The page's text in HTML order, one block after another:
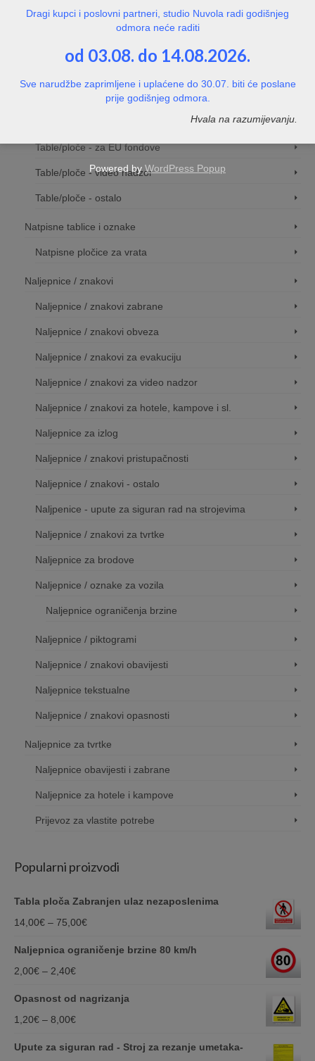
Razne oznake
Table/ploče - pravila za bazene, jacuzzi, igrališta
Table/ploče - za EU fondove
Table/ploče - video nadzor
Table/ploče - ostalo
Natpisne tablice i oznake
Natpisne pločice za vrata
Naljepnice / znakovi
Naljepnice / znakovi zabrane
Naljepnice / znakovi obveza
Naljepnice / znakovi za evakuciju
Naljepnice / znakovi za video nadzor
Naljepnice / znakovi za hotele, kampove i sl.
Naljepnice za izlog
Naljepnice / znakovi pristupačnosti
Naljepnice / znakovi - ostalo
Naljpenice - upute za siguran rad na strojevima
Naljepnice / znakovi za tvrtke
Naljepnice za brodove
Naljepnice / oznake za vozila
Naljepnice ograničenja brzine
Naljepnice / piktogrami
Naljepnice / znakovi obavijesti
Naljepnice tekstualne
Naljepnice / znakovi opasnosti
Naljepnice za tvrtke
Naljepnice obavijesti i zabrane
Naljepnice za hotele i kampove
Prijevoz za vlastite potrebe
Popularni proizvodi
Tabla ploča Zabranjen ulaz nezaposlenima
14,00€ – 75,00€Price
75,00€
Naljepnica ograničenje brzine 80 km/h
2,00€ – 2,40€Price
Opasnost od nagrizanja
1,20€ – 8,00€Price
Upute za siguran rad - Stroj za rezanje umetaka-
Dragi kupci i poslovni partneri, studio Nuvola radi godišnjeg
odmora neće raditi
od 03.08. do 14.08.2026.
Sve narudžbe zaprimljene i uplaćene do 30.07. biti će poslane
prije godišnjeg odmora.
Hvala na razumijevanju.
Powered by WordPress Popup